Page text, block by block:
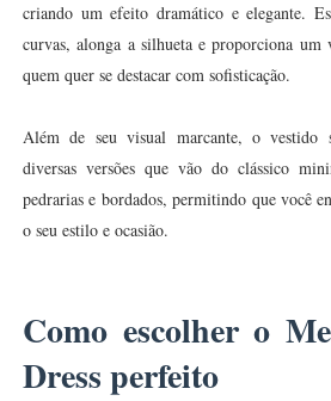
criando um efeito dramático e elegante.
curvas, alonga a silhueta e proporciona um
quem quer se destacar com sofisticação.
Além de seu visual marcante, o vestido
diversas versões que vão do clássico
pedrarias e bordados, permitindo que você
o seu estilo e ocasião.
Como escolher o
Dress perfeito